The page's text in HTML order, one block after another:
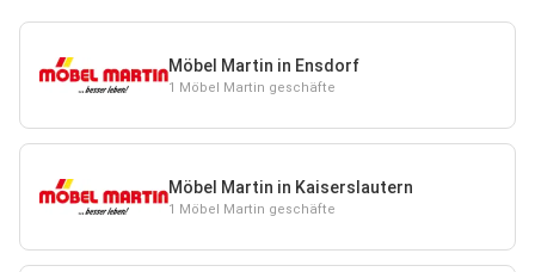
Möbel Martin in Ensdorf
1 Möbel Martin geschäfte
Möbel Martin in Kaiserslautern
1 Möbel Martin geschäfte